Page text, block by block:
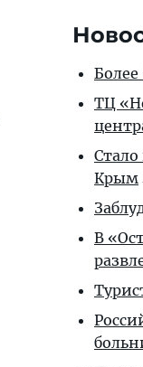
ТЦ
Крым
В